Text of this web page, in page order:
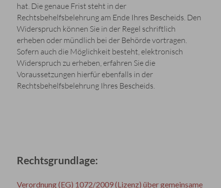
hat. Die genaue Frist steht in der
Rechtsbehelfsbelehrung am Ende Ihres Bescheids. Den
Widerspruch können Sie in der Regel schriftlich
erheben oder mündlich bei der Behörde vortragen.
Sofern auch die Möglichkeit besteht, elektronisch
Widerspruch zu erheben, erfahren Sie die
Voraussetzungen hierfür ebenfalls in der
Rechtsbehelfsbelehrung Ihres Bescheids.
Rechtsgrundlage:
Verordnung (EG) 1072/2009 (Lizenz) über gemeinsame